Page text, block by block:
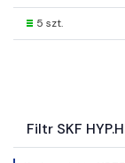
5 szt.
Filtr SKF